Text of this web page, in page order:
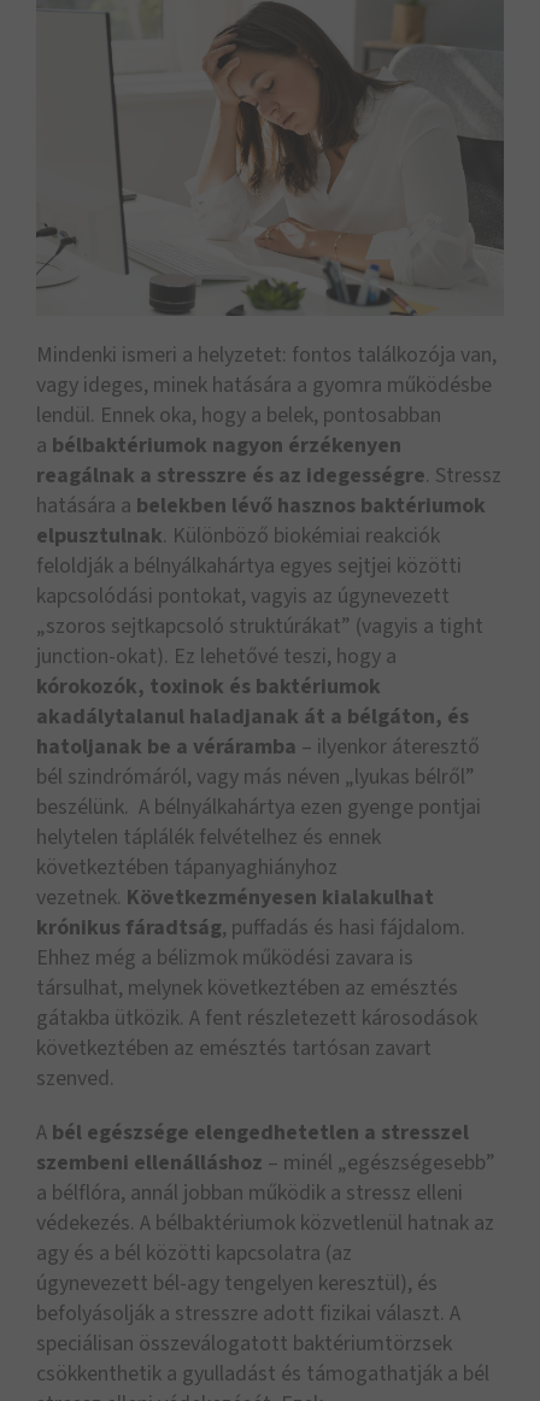
Mindenki ismeri a helyzetet: fontos találkozója van,
vagy ideges, minek hatására a gyomra működésbe
lendül. Ennek oka, hogy a belek, pontosabban
a bélbaktériumok nagyon érzékenyen
reagálnak a stresszre és az idegességre. Stressz
hatására a belekben lévő hasznos baktériumok
elpusztulnak. Különböző biokémiai reakciók
feloldják a bélnyálkahártya egyes sejtjei közötti
kapcsolódási pontokat, vagyis az úgynevezett
„szoros sejtkapcsoló struktúrákat” (vagyis a tight
junction-okat). Ez lehetővé teszi, hogy a
kórokozók, toxinok és baktériumok
akadálytalanul haladjanak át a bélgáton, és
hatoljanak be a véráramba – ilyenkor áteresztő
bél szindrómáról, vagy más néven „lyukas bélről”
beszélünk. A bélnyálkahártya ezen gyenge pontjai
helytelen táplálék felvételhez és ennek
következtében tápanyaghiányhoz
vezetnek. Következményesen kialakulhat
krónikus fáradtság, puffadás és hasi fájdalom.
Ehhez még a bélizmok működési zavara is
társulhat, melynek következtében az emésztés
gátakba ütközik. A fent részletezett károsodások
következtében az emésztés tartósan zavart
szenved.
A bél egészsége elengedhetetlen a stresszel
szembeni ellenálláshoz – minél „egészségesebb”
a bélflóra, annál jobban működik a stressz elleni
védekezés. A bélbaktériumok közvetlenül hatnak az
agy és a bél közötti kapcsolatra (az
úgynevezett bél-agy tengelyen keresztül), és
befolyásolják a stresszre adott fizikai választ. A
speciálisan összeválogatott baktériumtörzsek
csökkenthetik a gyulladást és támogathatják a bél